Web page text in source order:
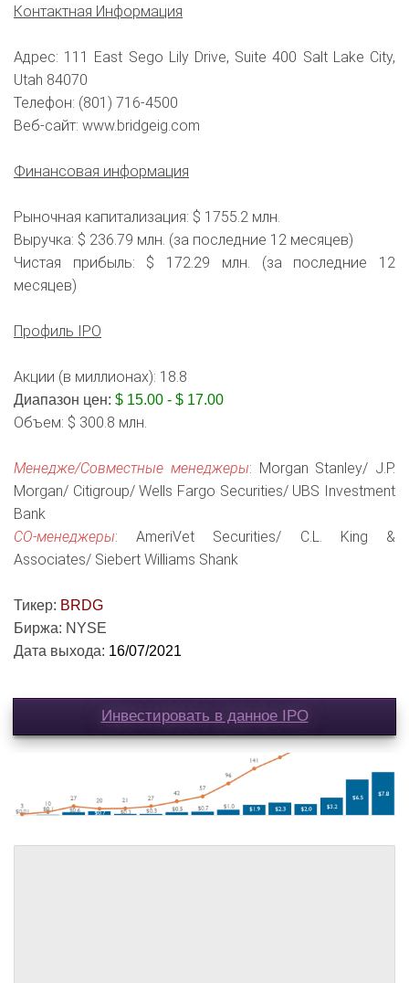
Контактная Информация
Адрес: 111 East Sego Lily Drive, Suite 400 Salt Lake City,
Utah 84070
Телефон: (801) 716-4500
Веб-сайт: www.bridgeig.com
Финансовая информация
Рыночная капитализация: $ 1755.2 млн.
Выручка: $ 236.79 млн. (за последние 12 месяцев)
Чистая прибыль: $ 172.29 млн. (за последние 12
месяцев)
Профиль IPO
Акции (в миллионах): 18.8
Диапазон цен: $ 15.00 - $ 17.00
Объем: $ 300.8 млн.
Менедже/Совместные менеджеры: Morgan Stanley/ J.P.
Morgan/ Citigroup/ Wells Fargo Securities/ UBS Investment
Bank
СО-менеджеры: AmeriVet Securities/ C.L. King &
Associates/ Siebert Williams Shank
Тикер: BRDG
Биржа: NYSE
Дата выхода: 16/07/2021
Инвестировать в данное IPO